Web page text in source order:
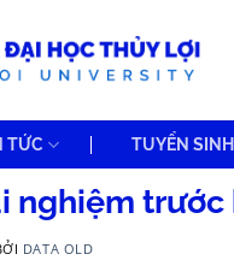
TỨC TUYỂN SINH
nghiệm
DATA OLD